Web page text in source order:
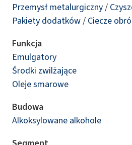
Przemysł metalurgiczny /
Pakiety dodatków / Ciecze
Funkcja
Emulgatory
Środki zwilżające
Oleje smarowe
Budowa
Alkoksylowane alkohole